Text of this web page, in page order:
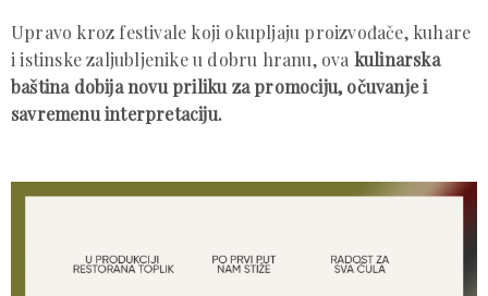
Upravo kroz festivale koji okupljaju proizvođače, kuhare
i istinske zaljubljenike u dobru hranu, ova kulinarska
baština dobija novu priliku za promociju, očuvanje i
savremenu interpretaciju.